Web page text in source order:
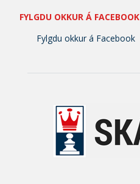
FYLGDU OKKUR Á FACEBOOK
Fylgdu okkur á Facebook